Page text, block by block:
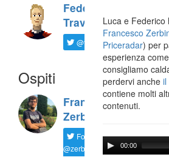
Federico
Travaini
@ftrava
Ospiti
Francesco
Zerbinati
Follow
@zerbfra
Luca e Federico
Francesco
Priceradar) per
esperienza
consigliamo
perdervi ancheil
contiene molti
contenuti.
00:00